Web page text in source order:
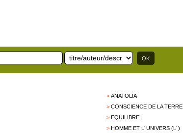
>ANATOLIA
>CONSCIENCE DE LA TERRE
>EQUILIBRE
>HOMME ET L´UNIVERS (L´)